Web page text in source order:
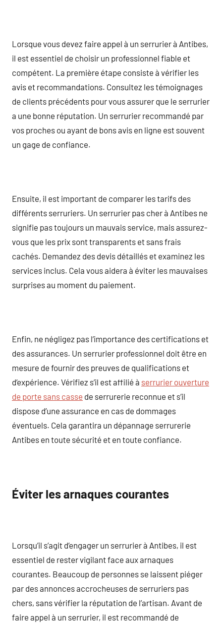
Lorsque vous devez faire appel à un serrurier à Antibes,
il est essentiel de choisir un professionnel fiable et
compétent. La première étape consiste à vérifier les
avis et recommandations. Consultez les témoignages
de clients précédents pour vous assurer que le serrurier
a une bonne réputation. Un serrurier recommandé par
vos proches ou ayant de bons avis en ligne est souvent
un gage de confiance.
Ensuite, il est important de comparer les tarifs des
différents serruriers. Un serrurier pas cher à Antibes ne
signifie pas toujours un mauvais service, mais assurez-
vous que les prix sont transparents et sans frais
cachés. Demandez des devis détaillés et examinez les
services inclus. Cela vous aidera à éviter les mauvaises
surprises au moment du paiement.
Enfin, ne négligez pas l’importance des certifications et
des assurances. Un serrurier professionnel doit être en
mesure de fournir des preuves de qualifications et
d’expérience. Vérifiez s’il est affilié à serrurier ouverture
de porte sans casse de serrurerie reconnue et s’il
dispose d’une assurance en cas de dommages
éventuels. Cela garantira un dépannage serrurerie
Antibes en toute sécurité et en toute confiance.
Éviter les arnaques courantes
Lorsqu’il s’agit d’engager un serrurier à Antibes, il est
essentiel de rester vigilant face aux arnaques
courantes. Beaucoup de personnes se laissent piéger
par des annonces accrocheuses de serruriers pas
chers, sans vérifier la réputation de l’artisan. Avant de
faire appel à un serrurier, il est recommandé de